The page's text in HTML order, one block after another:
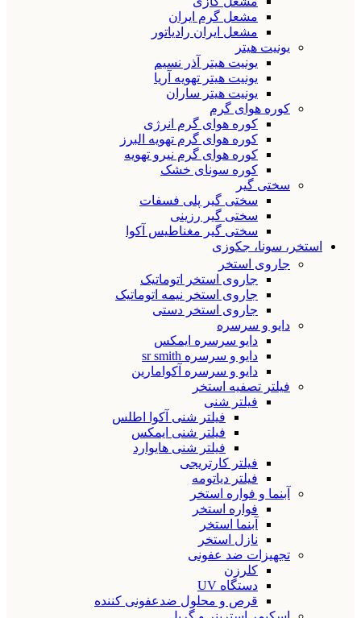
مشعل گرم ایران
مشعل ایران رادیاتور
یونیت هیتر
یونیت هیتر آذر نسیم
یونیت هیتر تهویه آریا
یونیت هیتر ساران
کوره هوای گرم
کوره هوای گرم انرژی
کوره هوای گرم تهویه البرز
کوره هوای گرم نیرو تهویه
کوره سونای خشک
سختی گیر
سختی گیر پلی فسفات
سختی گیر رزینی
سختی گیر مغناطیس آکوا
استخر، سونا، جکوزی
جاروی استخر
جاروی استخر اتوماتیک
جاروی استخر نیمه اتوماتیک
جاروی استخر دستی
دایو و سرسره
دایو سرسره ایمکس
دایو و سرسره sr smith
دایو و سرسره آکوامارین
فیلتر تصفیه استخر
فیلتر شنی
فیلتر شنی آکوا اطلس
فیلتر شنی ایمکس
فیلتر شنی هایوارد
فیلتر کارتریجی
فیلتر دیاتومه
آبنما و فواره استخر
فواره استخر
آبنما استخر
نازل استخر
تجهیزات ضد عفونی
کلرزن
دستگاه UV
قرص و محلول ضدعفونی کننده